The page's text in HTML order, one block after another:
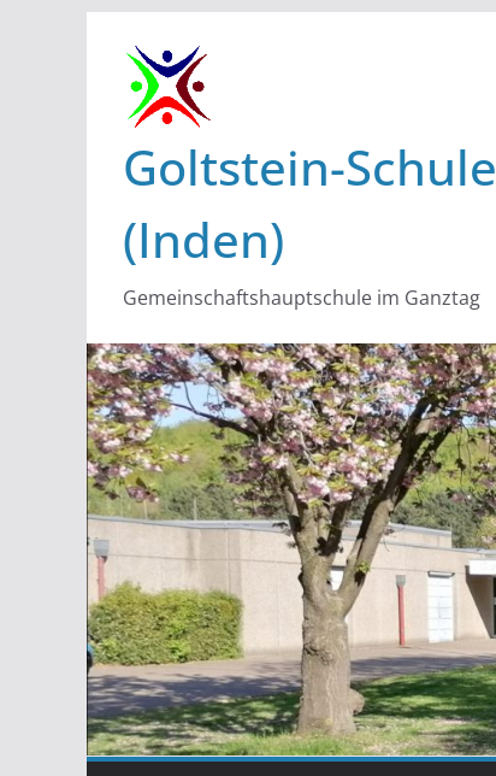
Inhalt
springen
Goltstein-Schule
(Inden)
Gemeinschaftshauptschule im Ganztag